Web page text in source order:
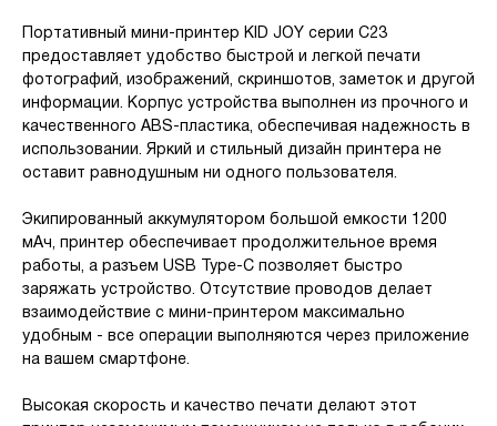
Портативный мини-принтер KID JOY серии С23
предоставляет удобство быстрой и легкой печати
фотографий, изображений, скриншотов, заметок и другой
информации. Корпус устройства выполнен из прочного и
качественного ABS-пластика, обеспечивая надежность в
использовании. Яркий и стильный дизайн принтера не
оставит равнодушным ни одного пользователя.
Экипированный аккумулятором большой емкости 1200
мАч, принтер обеспечивает продолжительное время
работы, а разъем USB Type-C позволяет быстро
заряжать устройство. Отсутствие проводов делает
взаимодействие с мини-принтером максимально
удобным - все операции выполняются через приложение
на вашем смартфоне.
Высокая скорость и качество печати делают этот